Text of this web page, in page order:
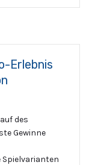
Erlebnis
des
Gewinne